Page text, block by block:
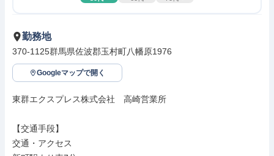
勤務地
370-1125群馬県佐波郡玉村町八幡原1976
Googleマップで開く
東群エクスプレス株式会社　高崎営業所
【交通手段】
交通・アクセス